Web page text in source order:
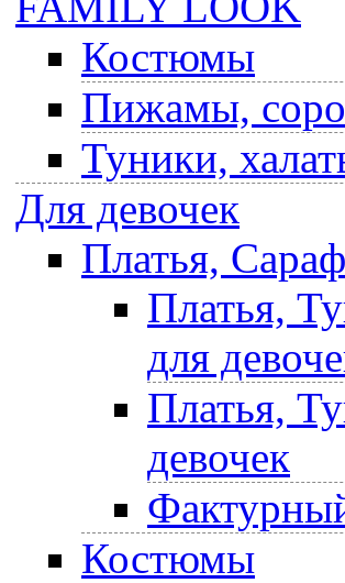
Костюмы
Пижамы,
Туники,
Для девочек
Платья,
Платья,
для
Платья,
девочек
Костюмы